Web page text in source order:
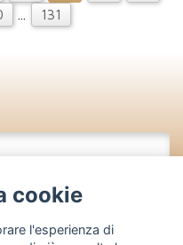
131
cookie
l'esperienza di